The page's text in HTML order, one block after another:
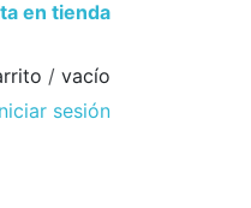
en tienda
/ vacío
sesión